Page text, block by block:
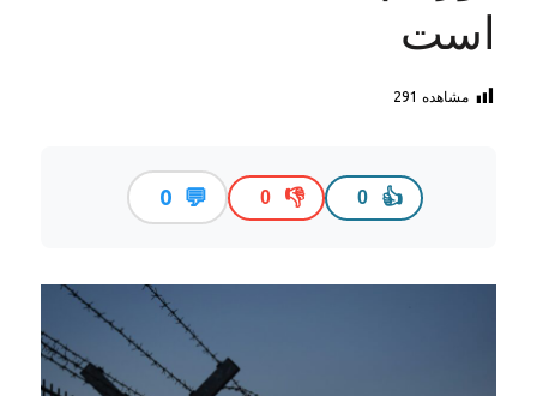
است
مشاهده 291
👍
0
👎
0
💬
0